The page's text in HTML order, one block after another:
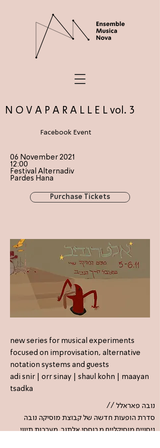
N O V A P A R A L L E L vol. 3
Facebook Event
06 November 2021
12:00
Festival Alternadiv
Pardes Hana
Purchase Tickets
new series for musical experiments
focused on improvisation, alternative
notation systems and guests
adi snir | orr sinay | shaul kohn | maayan
tsadka
נובה פאראלל //
סדרת הופעות חדשה של קבוצת מוסיקה נובה
ניסויים מוסיקליים מבוססי אלתור, מערכות תיווי